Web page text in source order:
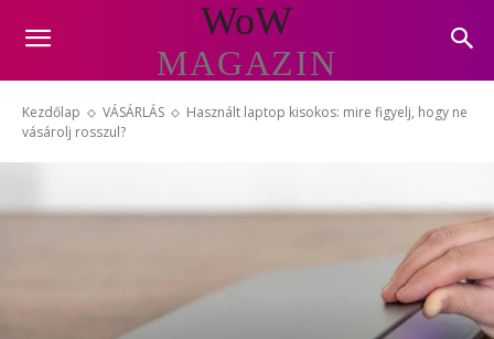
WoW
MAGAZIN
Kezdőlap VÁSÁRLÁS
Használt laptop kisokos: mire figyelj, hogy ne
vásárolj rosszul?